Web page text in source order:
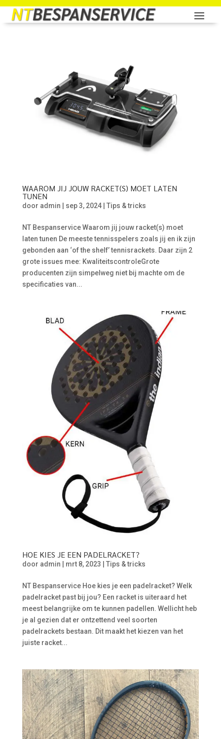
WAAROM JIJ JOUW RACKET(S) MOET LATEN
TUNEN
door admin sep 3, 2024| Tips & tricks
NT Bespanservice Waarom jij jouw racket(s) moet
laten tunen De meeste tennisspelers zoals jij en ik zijn
gebonden aan ‘of the shelf’ tennisrackets. Daar zijn 2
grote issues mee: KwaliteitscontroleGrote
producenten zijn simpelweg niet bij machte om de
specificaties van...
HOE KIES JE EEN PADELRACKET?
door admin mrt 8, 2023 Tips & tricks
NT Bespanservice Hoe kies je een padelracket? Welk
padelracket past bij jou? Een racket is uiteraard het
meest belangrijke om te kunnen padellen. Wellicht heb
je al gezien dat er ontzettend veel soorten
padelrackets bestaan. Dit maakt het kiezen van het
juiste racket...